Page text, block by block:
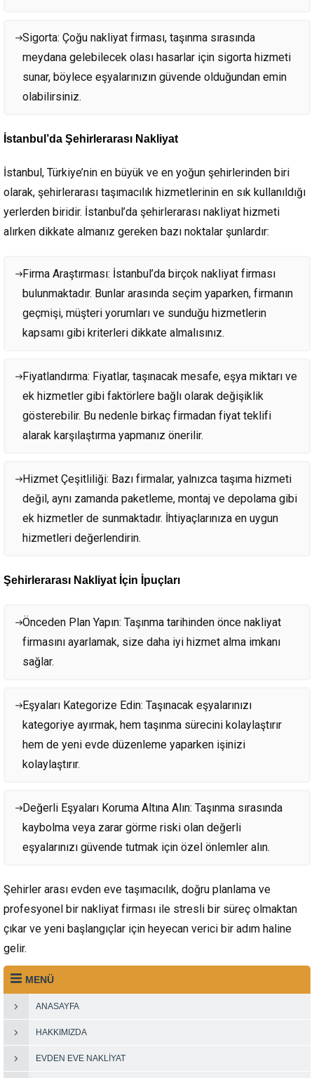
Sigorta: Çoğu nakliyat firması, taşınma sırasında
meydana gelebilecek olası hasarlar için sigorta hizmeti
sunar, böylece eşyalarınızın güvende olduğundan emin
olabilirsiniz.
İstanbul’da Şehirlerarası Nakliyat
İstanbul, Türkiye’nin en büyük ve en yoğun şehirlerinden biri
olarak, şehirlerarası taşımacılık hizmetlerinin en sık kullanıldığı
yerlerden biridir. İstanbul’da şehirlerarası nakliyat hizmeti
alırken dikkate almanız gereken bazı noktalar şunlardır:
Firma Araştırması: İstanbul’da birçok nakliyat firması
bulunmaktadır. Bunlar arasında seçim yaparken, firmanın
geçmişi, müşteri yorumları ve sunduğu hizmetlerin
kapsamı gibi kriterleri dikkate almalısınız.
Fiyatlandırma: Fiyatlar, taşınacak mesafe, eşya miktarı ve
ek hizmetler gibi faktörlere bağlı olarak değişiklik
gösterebilir. Bu nedenle birkaç firmadan fiyat teklifi
alarak karşılaştırma yapmanız önerilir.
Hizmet Çeşitliliği: Bazı firmalar, yalnızca taşıma hizmeti
değil, aynı zamanda paketleme, montaj ve depolama gibi
ek hizmetler de sunmaktadır. İhtiyaçlarınıza en uygun
hizmetleri değerlendirin.
Şehirlerarası Nakliyat İçin İpuçları
Önceden Plan Yapın: Taşınma tarihinden önce nakliyat
firmasını ayarlamak, size daha iyi hizmet alma imkanı
sağlar.
Eşyaları Kategorize Edin: Taşınacak eşyalarınızı
kategoriye ayırmak, hem taşınma sürecini kolaylaştırır
hem de yeni evde düzenleme yaparken işinizi
kolaylaştırır.
Değerli Eşyaları Koruma Altına Alın: Taşınma sırasında
kaybolma veya zarar görme riski olan değerli
eşyalarınızı güvende tutmak için özel önlemler alın.
Şehirler arası evden eve taşımacılık, doğru planlama ve
profesyonel bir nakliyat firması ile stresli bir süreç olmaktan
çıkar ve yeni başlangıçlar için heyecan verici bir adım haline
gelir.
MENÜ
ANASAYFA
HAKKIMIZDA
EVDEN EVE NAKLIYAT